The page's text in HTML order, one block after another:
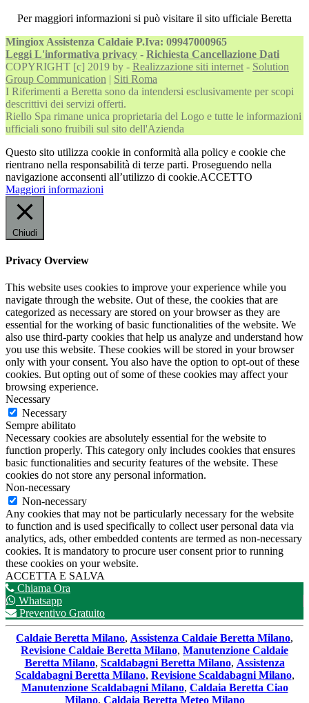
Per maggiori informazioni si può visitare il sito ufficiale Beretta
Mingiox Assistenza Caldaie P.Iva: 09947000965
Leggi L'informativa privacy - Richiesta Cancellazione Dati
COPYRIGHT [c] 2019 by - Realizzazione siti internet - Solution
Group Communication | Siti Roma
I Riferimenti a Beretta sono da intendersi esclusivamente per scopi
descrittivi dei servizi offerti.
Riello Spa rimane unica proprietaria del Logo e tutte le informazioni
ufficiali sono fruibili sul sito dell'Azienda
Questo sito utilizza cookie in conformità alla policy e cookie che
rientrano nella responsabilità di terze parti. Proseguendo nella
navigazione acconsenti all’utilizzo di cookie.ACCETTO
Maggiori informazioni
Chiudi
Privacy Overview
This website uses cookies to improve your experience while you
navigate through the website. Out of these, the cookies that are
categorized as necessary are stored on your browser as they are
essential for the working of basic functionalities of the website. We
also use third-party cookies that help us analyze and understand how
you use this website. These cookies will be stored in your browser
only with your consent. You also have the option to opt-out of these
cookies. But opting out of some of these cookies may affect your
browsing experience.
Necessary
Necessary
Sempre abilitato
Necessary cookies are absolutely essential for the website to
function properly. This category only includes cookies that ensures
basic functionalities and security features of the website. These
cookies do not store any personal information.
Non-necessary
Non-necessary
Any cookies that may not be particularly necessary for the website
to function and is used specifically to collect user personal data via
analytics, ads, other embedded contents are termed as non-necessary
cookies. It is mandatory to procure user consent prior to running
these cookies on your website.
ACCETTA E SALVA
Chiama Ora
Whatsapp
Preventivo Gratuito
Caldaie Beretta Milano, Assistenza Caldaie Beretta Milano,
Revisione Caldaie Beretta Milano, Manutenzione Caldaie
Beretta Milano, Scaldabagni Beretta Milano, Assistenza
Scaldabagni Beretta Milano, Revisione Scaldabagni Milano,
Manutenzione Scaldabagni Milano, Caldaia Beretta Ciao
Milano, Caldaia Beretta Meteo Milano